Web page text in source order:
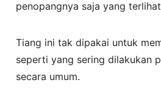
penopangnya saja yang
Tiang ini tak dipakai untuk
seperti yang sering dilakukan
secara umum.